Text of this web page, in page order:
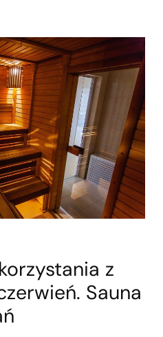
z
Sauna